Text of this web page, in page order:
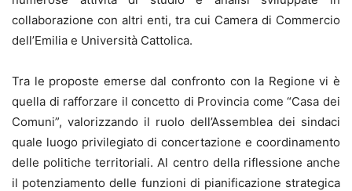
collaborazione con altri enti, tra cui Camera di Commercio
dell’Emilia e Università Cattolica.
Tra le proposte emerse dal confronto con la Regione vi è
quella di rafforzare il concetto di Provincia come “Casa dei
Comuni”, valorizzando il ruolo dell’Assemblea dei sindaci
quale luogo privilegiato di concertazione e coordinamento
delle politiche territoriali. Al centro della riflessione anche
il potenziamento delle funzioni di pianificazione strategica